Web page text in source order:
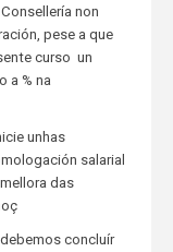
non
pese a que
curso un
a % na
unhas
salarial
das
concluír